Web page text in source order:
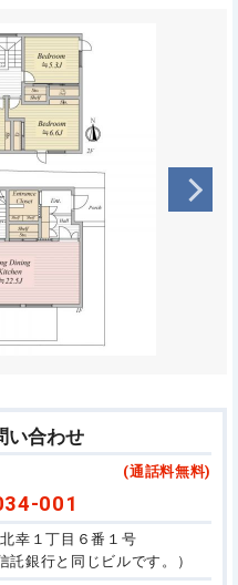
い合わせ
(通話料無料)
001
幸１丁目６番１号
銀行と同じビルです。）